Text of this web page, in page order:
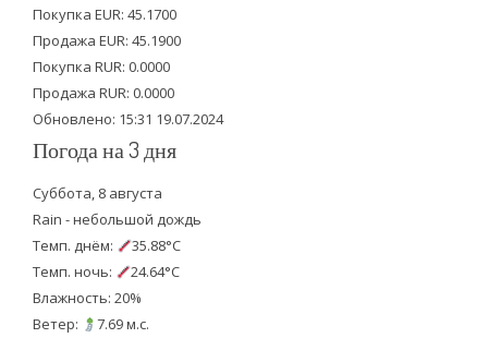
e
r
o
o
k
b
e
Покупка EUR: 45.1700
Продажа EUR: 45.1900
Покупка RUR: 0.0000
Продажа RUR: 0.0000
Обновлено: 15:31 19.07.2024
Погода на 3 дня
Суббота, 8 августа
Rain - небольшой дождь
Темп. днём:
35.88°C
Темп. ночь:
24.64°C
Влажность: 20%
Ветер:
7.69 м.с.